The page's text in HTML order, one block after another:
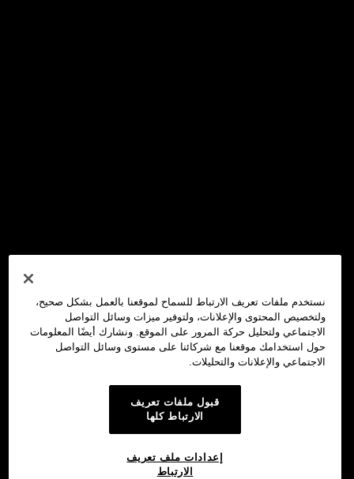
نستخدم ملفات تعريف الارتباط للسماح لموقعنا بالعمل بشكل صحيح،
ولتخصيص المحتوى والإعلانات، ولتوفير ميزات وسائل التواصل
الاجتماعي ولتحليل حركة المرور على الموقع. ونشارك أيضًا المعلومات
حول استخدامك موقعنا مع شركائنا على مستوى وسائل التواصل
الاجتماعي والإعلانات والتحليلات.
قبول ملفات تعريف
الارتباط كلها
إعدادات ملف تعريف
الارتباط